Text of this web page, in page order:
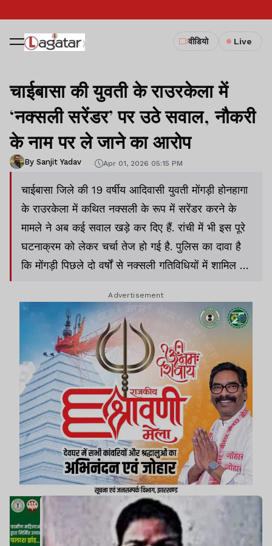
वीडियो Live
चाईबासा की युवती के राउरकेला में
‘नक्सली सरेंडर’ पर उठे सवाल, नौकरी
के नाम पर ले जाने का आरोप
By Sanjit Yadav Apr 01, 2026 05:15 PM
चाईबासा जिले की 19 वर्षीय आदिवासी युवती मोंगड़ी होनहागा
के राउरकेला में कथित नक्सली के रूप में सरेंडर करने के
मामले ने अब कई सवाल खड़े कर दिए हैं. रांची में भी इस पूरे
घटनाक्रम को लेकर चर्चा तेज हो गई है. पुलिस का दावा है
कि मोंगड़ी पिछले दो वर्षों से नक्सली गतिविधियों में शामिल थी
कर रही थी. हालांकि, इस दावे पर अब संदेह जताया जा रहा
Advertisement